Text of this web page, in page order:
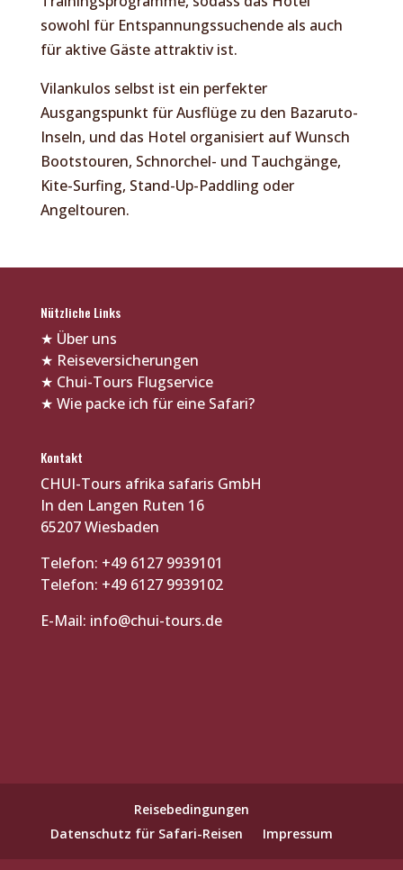
sowohl für Entspannungssuchende als auch
für aktive Gäste attraktiv ist.
Vilankulos selbst ist ein perfekter
Ausgangspunkt für Ausflüge zu den Bazaruto-
Inseln, und das Hotel organisiert auf Wunsch
Bootstouren, Schnorchel- und Tauchgänge,
Kite-Surfing, Stand-Up-Paddling oder
Angeltouren.
Nützliche Links
★ Über uns
★ Reiseversicherungen
★ Chui-Tours Flugservice
★ Wie packe ich für eine Safari?
Kontakt
CHUI-Tours afrika safaris GmbH
In den Langen Ruten 16
65207 Wiesbaden
Telefon: +49 6127 9939101
Telefon: +49 6127 9939102
E-Mail: info@chui-tours.de
Reisebedingungen
Datenschutz für Safari-Reisen
Impressum